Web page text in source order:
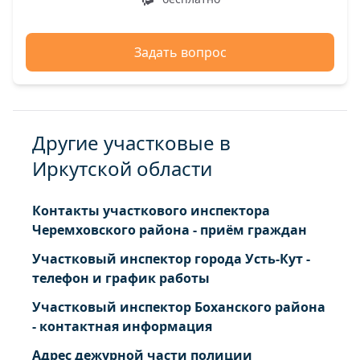
Илир село Сазонова ул.
Илир село Советская ул.
Илир село Совхозная ул.
Илир село Тимирязева ул.
Илир село Школьная ул.
Карай деревня Таежная ул.
Кардой деревня Дачная ул.
Кардой деревня Снежная ул.
Кардой деревня Сосновая ул.
Кардой деревня Трактовая ул.
Луговой поселок Лесная ул.
Тэмь село Гагарина ул.
Задать вопрос
Другие участковые в
Иркутской области
Контакты участкового инспектора
Черемховского района - приём граждан
Участковый инспектор города Усть-Кут -
телефон и график работы
Участковый инспектор Боханского района
- контактная информация
Адрес дежурной части полиции